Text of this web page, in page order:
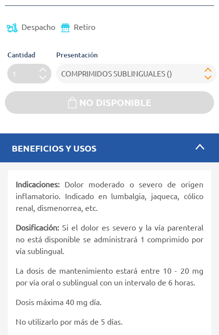
Despacho Retiro
Cantidad Presentación
NO DISPONIBLE
BENEFICIOS Y USOS
Indicaciones: Dolor moderado o severo de origen
inflamatorio. Indicado en lumbalgia, jaqueca, cólico
renal, dismenorrea, etc.
Dosificación: Si el dolor es severo y la vía parenteral
no está disponible se administrará 1 comprimido por
vía sublingual.
La dosis de mantenimiento estará entre 10 - 20 mg
por vía oral o sublingual con un intervalo de 6 horas.
Dosis máxima 40 mg día.
No utilizarlo por más de 5 días.